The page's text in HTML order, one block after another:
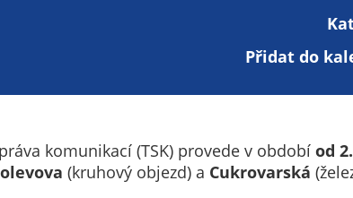
Přidat do
komunikací (TSK) provede v období od
(kruhový objezd) a Cukrovarská